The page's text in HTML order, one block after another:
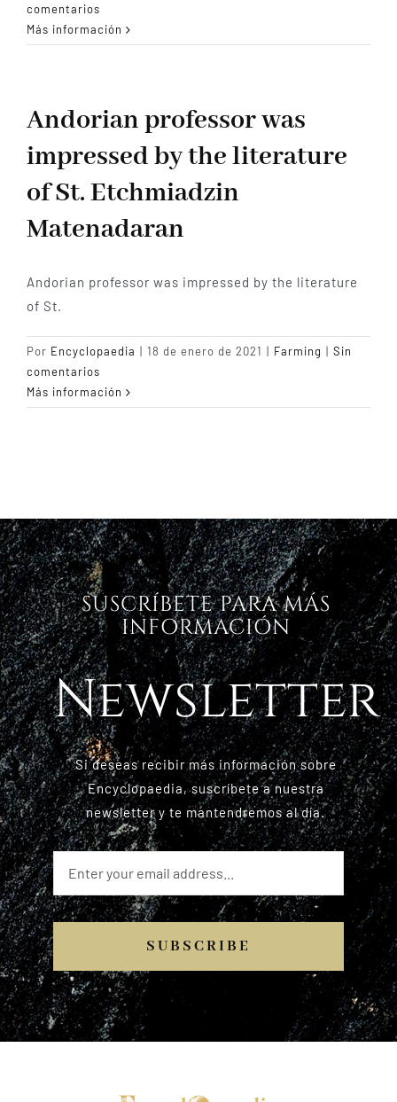
comentarios
Más información
Andorian professor was
impressed by the literature
of St. Etchmiadzin
Matenadaran
Andorian professor was impressed by the literature
of St.
Por Encyclopaedia | 18 de enero de 2021 | Farming | Sin
comentarios
Más información
SUSCRÍBETE PARA MÁS
INFORMACIÓN
Newsletter
Si deseas recibir más información sobre
Encyclopaedia, suscríbete a nuestra
newsletter y te mantendremos al día.
SUBSCRIBE